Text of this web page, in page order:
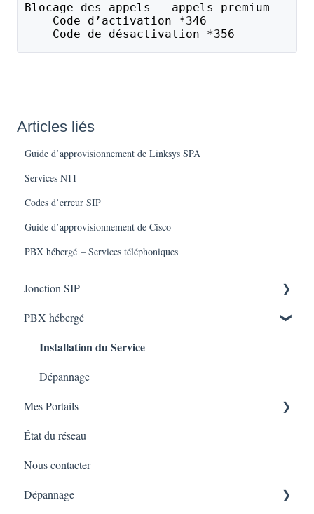
Blocage des appels – appels premium
    Code d’activation *346
    Code de désactivation *356
Articles liés
Guide d’approvisionnement de Linksys SPA
Services N11
Codes d’erreur SIP
Guide d’approvisionnement de Cisco
PBX hébergé – Services téléphoniques
Jonction SIP
Installation du Service
Dépannage
PBX hébergé
Installation du Service
Dépannage
Mes Portails
uControl
Myphone
État du réseau
Nous contacter
Dépannage